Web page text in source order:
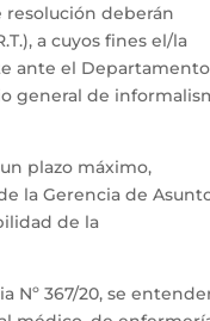
resolución deberán
a cuyos fines el/la
ante el
general de
plazo máximo,
la Gerencia de
de la
Nº 367/20, se